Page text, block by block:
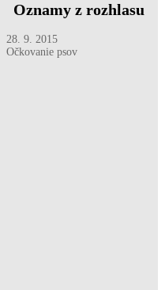
Oznamy z rozhlasu
28. 9. 2015
Očkovanie psov